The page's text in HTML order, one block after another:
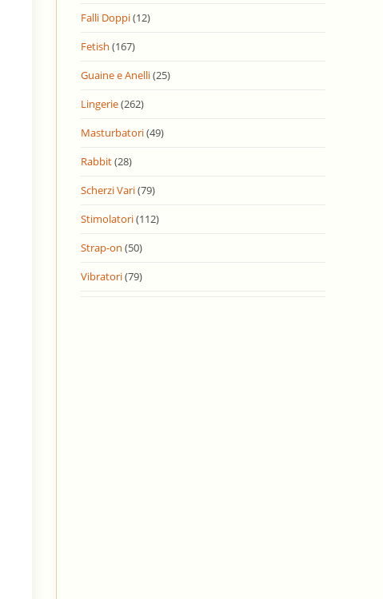
Falli Doppi(12)
Fetish (167)
Guaine e Anelli(25)
Lingerie(262)
Masturbatori(49)
Rabbit(28)
Scherzi Vari(79)
Stimolatori(112)
Strap-on (50)
Vibratori(79)